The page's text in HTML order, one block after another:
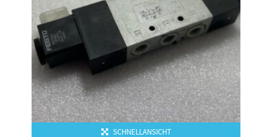
SCHNELLANSICHT